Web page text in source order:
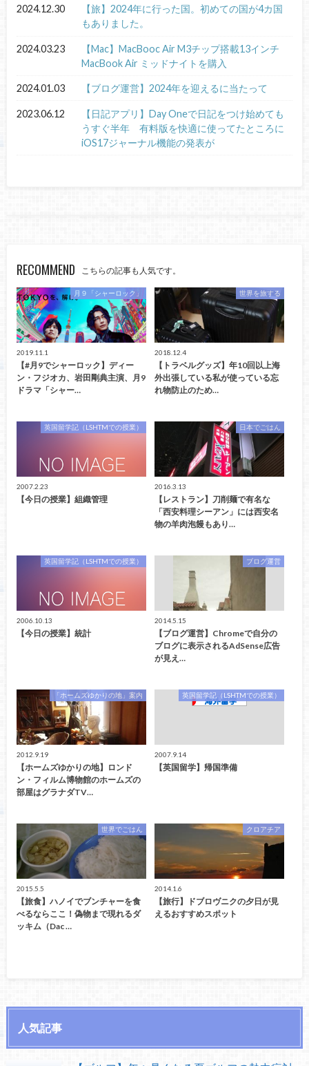
2024.12.30
【旅】2024年に行った国。初めての国が4カ国
もありました。
2024.03.23
【Mac】MacBooc Air M3チップ搭載13インチ
MacBook Air ミッドナイトを購入
2024.01.03 【ブログ運営】2024年を迎えるに当たって
2023.06.12
【日記アプリ】Day Oneで日記をつけ始めても
うすぐ半年 有料版を快適に使ってたところに
iOS17ジャーナル機能の発表が
RECOMMEND こちらの記事も人気です。
月９「シャーロック」
2019.11.1
【#月9でシャーロック】ディー
ン・フジオカ、岩田剛典主演、月9
ドラマ「シャー…
世界を旅する
2018.12.4
【トラベルグッズ】年10回以上海
外出張している私が使っている忘
れ物防止のため…
英国留学記（LSHTMでの授業）
2007.2.23
【今日の授業】組織管理
日本でごはん
2016.3.13
【レストラン】刀削麺で有名な
「西安料理シーアン」には西安名
物の羊肉泡饅もあり…
英国留学記（LSHTMでの授業）
2006.10.13
【今日の授業】統計
ブログ運営
2014.5.15
【ブログ運営】Chromeで自分の
ブログに表示されるAdSense広告
が見え…
「ホームズゆかりの地」案内
2012.9.19
【ホームズゆかりの地】ロンド
ン・フィルム博物館のホームズの
部屋はグラナダTV…
英国留学記（LSHTMでの授業）
2007.9.14
【英国留学】帰国準備
世界でごはん
2015.5.5
【旅食】ハノイでブンチャーを食
べるならここ！偽物まで現れるダ
ッキム（Dac …
クロアチア
2014.1.6
【旅行】ドブロヴニクの夕日が見
えるおすすめスポット
人気記事